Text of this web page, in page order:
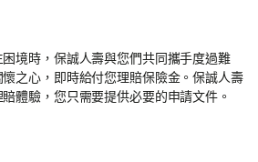
境時，保誠人壽與您們共同攜手度過難
之心，即時給付您理賠保險金。保誠人壽
體驗，您只需要提供必要的申請文件。